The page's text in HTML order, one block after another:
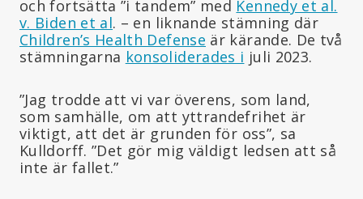
och fortsätta ”i tandem” med Kennedy et al.
v. Biden et al. – en liknande stämning där
Children’s Health Defense är kärande. De två
stämningarna konsoliderades i juli 2023.
”Jag trodde att vi var överens, som land,
som samhälle, om att yttrandefrihet är
viktigt, att det är grunden för oss”, sa
Kulldorff. ”Det gör mig väldigt ledsen att så
inte är fallet.”